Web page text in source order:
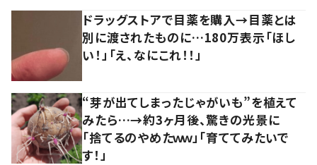
ドラッグストアで目薬を購入→目薬とは
別に渡されたものに…180万表示「ほし
い！」「え、なにこれ！！」
“芽が出てしまったじゃがいも”を植えて
みたら…→約3ヶ月後、驚きの光景に
「捨てるのやめたｗｗ」「育ててみたいで
す！」